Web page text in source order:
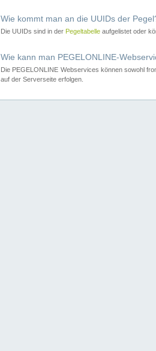
Wie kommt man an die UUIDs der
Die UUIDs sind in der Pegeltabelle aufgelistet oder
Wie kann man PEGELONLINE-
Die PEGELONLINE Webservices können sowohl
auf der Serverseite erfolgen.